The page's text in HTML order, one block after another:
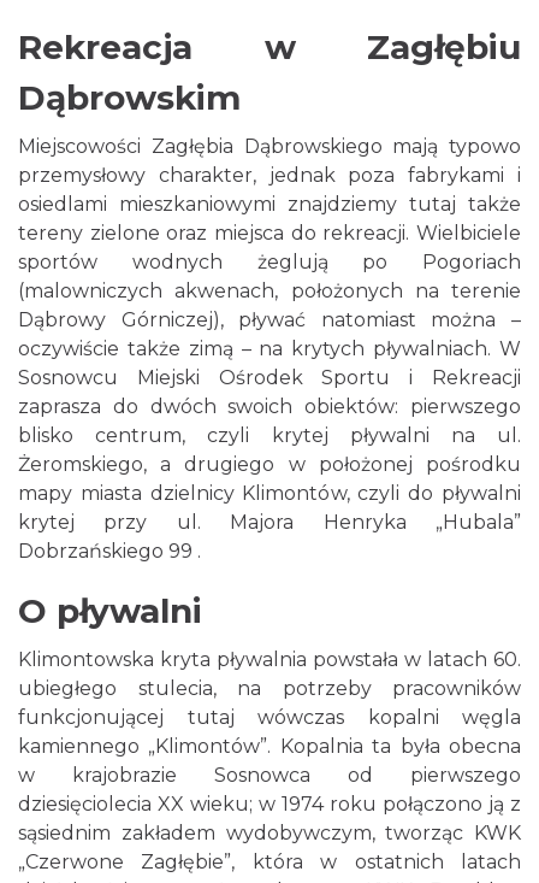
Rekreacja w Zagłębiu
Dąbrowskim
Miejscowości Zagłębia Dąbrowskiego mają typowo
przemysłowy charakter, jednak poza fabrykami i
osiedlami mieszkaniowymi znajdziemy tutaj także
tereny zielone oraz miejsca do rekreacji. Wielbiciele
sportów wodnych żeglują po Pogoriach
(malowniczych akwenach, położonych na terenie
Dąbrowy Górniczej), pływać natomiast można –
oczywiście także zimą – na krytych pływalniach. W
Sosnowcu Miejski Ośrodek Sportu i Rekreacji
zaprasza do dwóch swoich obiektów: pierwszego
blisko centrum, czyli krytej pływalni na ul.
Żeromskiego, a drugiego w położonej pośrodku
mapy miasta dzielnicy Klimontów, czyli do pływalni
krytej przy ul. Majora Henryka „Hubala”
Dobrzańskiego 99 .
O pływalni
Klimontowska kryta pływalnia powstała w latach 60.
ubiegłego stulecia, na potrzeby pracowników
funkcjonującej tutaj wówczas kopalni węgla
kamiennego „Klimontów”. Kopalnia ta była obecna
w krajobrazie Sosnowca od pierwszego
dziesięciolecia XX wieku; w 1974 roku połączono ją z
sąsiednim zakładem wydobywczym, tworząc KWK
„Czerwone Zagłębie”, która w ostatnich latach